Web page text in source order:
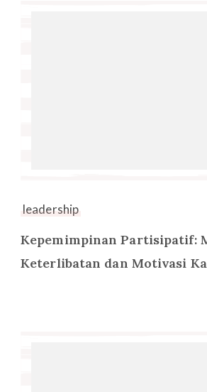
leadership
Kepemimpinan Partisipatif:
Keterlibatan dan Motivasi